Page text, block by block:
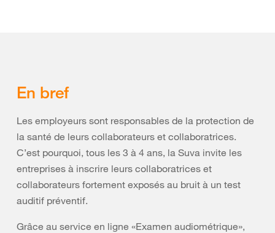
En bref
Les employeurs sont responsables de la protection de
la santé de leurs collaborateurs et collaboratrices.
C’est pourquoi, tous les 3 à 4 ans, la Suva invite les
entreprises à inscrire leurs collaboratrices et
collaborateurs fortement exposés au bruit à un test
auditif préventif.
Grâce au service en ligne «Examen audiométrique»,